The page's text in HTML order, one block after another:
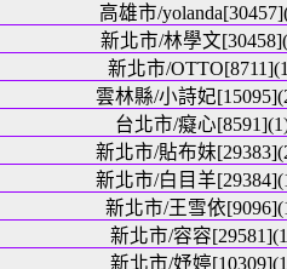
高雄市/
新北市/林學文
新北市/
雲林縣/小詩妃
台北市/癡心
新北市/貼布妹
新北市/白目羊
新北市/王雪依
新北市/容容
新北市/妤婷